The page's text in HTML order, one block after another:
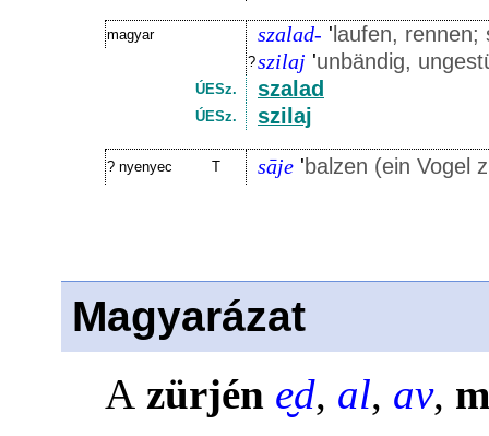
magyar szalad- ' laufen,
?szilaj 'unbändig,
ÚESz. szalad
ÚESz. szilaj
? nyenyec T sāje 'balzen (ein Vogel
Magyarázat
A zürjén e̮d, al, av,